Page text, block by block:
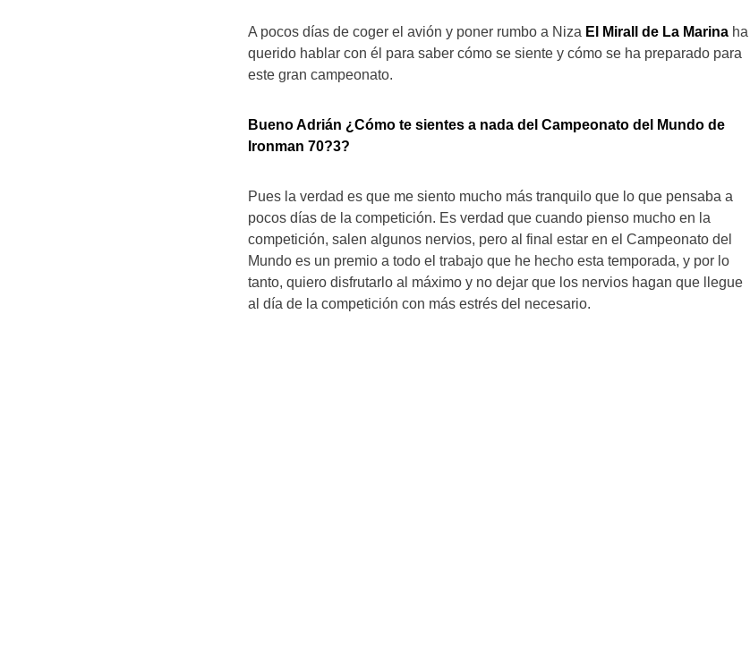
A pocos días de coger el avión y poner rumbo a Niza El Mirall de La Marina ha
querido hablar con él para saber cómo se siente y cómo se ha preparado para
este gran campeonato.
Bueno Adrián ¿Cómo te sientes a nada del Campeonato del Mundo de
Ironman 70?3?
Pues la verdad es que me siento mucho más tranquilo que lo que pensaba a
pocos días de la competición. Es verdad que cuando pienso mucho en la
competición, salen algunos nervios, pero al final estar en el Campeonato del
Mundo es un premio a todo el trabajo que he hecho esta temporada, y por lo
tanto, quiero disfrutarlo al máximo y no dejar que los nervios hagan que llegue
al día de la competición con más estrés del necesario.